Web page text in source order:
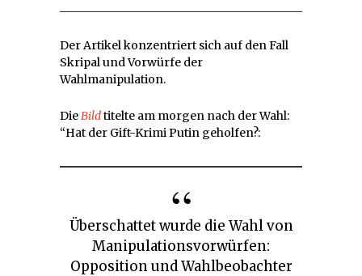
Der Artikel konzentriert sich auf den Fall
Skripal und Vorwürfe der
Wahlmanipulation.
DieBildtitelte am morgen nach der Wahl:
“Hat der Gift-Krimi Putin geholfen?:
Überschattet wurde die Wahl von
Manipulationsvorwürfen:
Opposition und Wahlbeobachter